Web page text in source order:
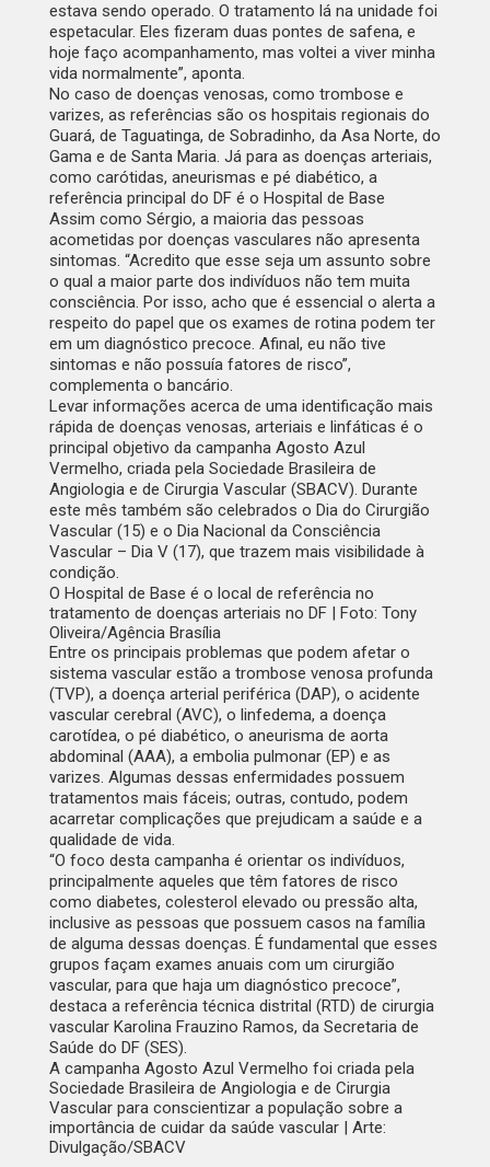
estava sendo operado. O tratamento lá na unidade foi
espetacular. Eles fizeram duas pontes de safena, e
hoje faço acompanhamento, mas voltei a viver minha
vida normalmente”, aponta.
No caso de doenças venosas, como trombose e
varizes, as referências são os hospitais regionais do
Guará, de Taguatinga, de Sobradinho, da Asa Norte, do
Gama e de Santa Maria. Já para as doenças arteriais,
como carótidas, aneurismas e pé diabético, a
referência principal do DF é o Hospital de Base
Assim como Sérgio, a maioria das pessoas
acometidas por doenças vasculares não apresenta
sintomas. “Acredito que esse seja um assunto sobre
o qual a maior parte dos indivíduos não tem muita
consciência. Por isso, acho que é essencial o alerta a
respeito do papel que os exames de rotina podem ter
em um diagnóstico precoce. Afinal, eu não tive
sintomas e não possuía fatores de risco”,
complementa o bancário.
Levar informações acerca de uma identificação mais
rápida de doenças venosas, arteriais e linfáticas é o
principal objetivo da campanha Agosto Azul
Vermelho, criada pela Sociedade Brasileira de
Angiologia e de Cirurgia Vascular (SBACV). Durante
este mês também são celebrados o Dia do Cirurgião
Vascular (15) e o Dia Nacional da Consciência
Vascular – Dia V (17), que trazem mais visibilidade à
condição.
O Hospital de Base é o local de referência no
tratamento de doenças arteriais no DF | Foto: Tony
Oliveira/Agência Brasília
Entre os principais problemas que podem afetar o
sistema vascular estão a trombose venosa profunda
(TVP), a doença arterial periférica (DAP), o acidente
vascular cerebral (AVC), o linfedema, a doença
carotídea, o pé diabético, o aneurisma de aorta
abdominal (AAA), a embolia pulmonar (EP) e as
varizes. Algumas dessas enfermidades possuem
tratamentos mais fáceis; outras, contudo, podem
acarretar complicações que prejudicam a saúde e a
qualidade de vida.
“O foco desta campanha é orientar os indivíduos,
principalmente aqueles que têm fatores de risco
como diabetes, colesterol elevado ou pressão alta,
inclusive as pessoas que possuem casos na família
de alguma dessas doenças. É fundamental que esses
grupos façam exames anuais com um cirurgião
vascular, para que haja um diagnóstico precoce”,
destaca a referência técnica distrital (RTD) de cirurgia
vascular Karolina Frauzino Ramos, da Secretaria de
Saúde do DF (SES).
A campanha Agosto Azul Vermelho foi criada pela
Sociedade Brasileira de Angiologia e de Cirurgia
Vascular para conscientizar a população sobre a
importância de cuidar da saúde vascular | Arte:
Divulgação/SBACV